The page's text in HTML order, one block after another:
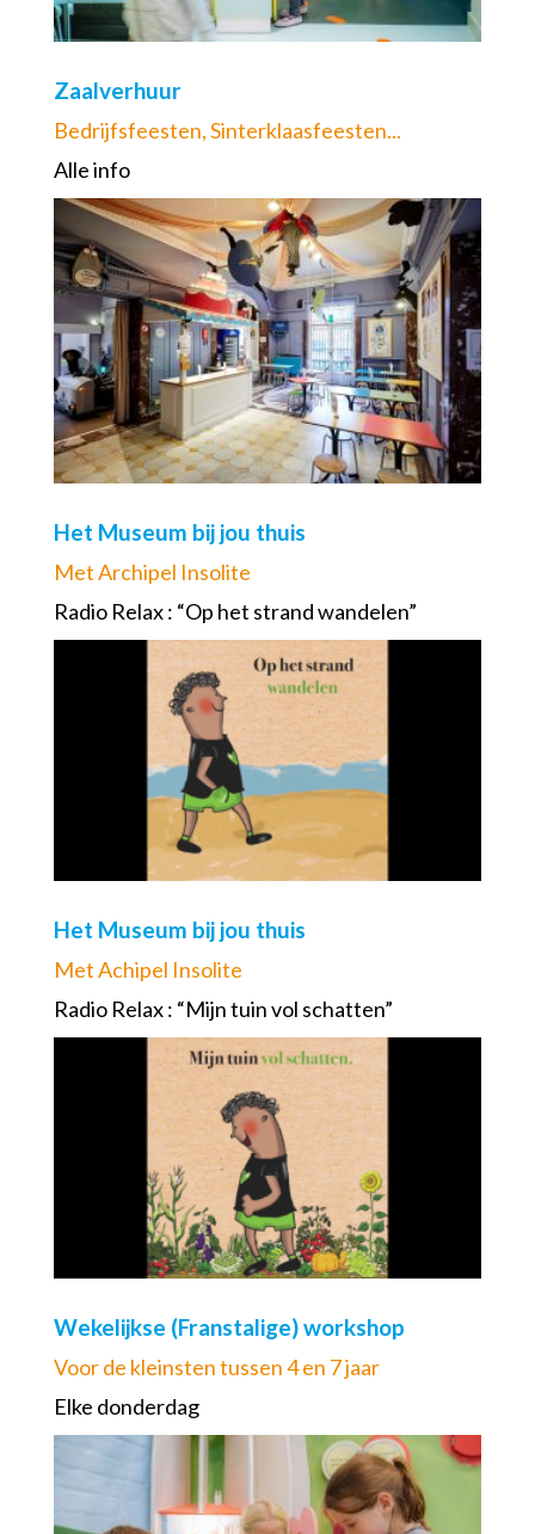
Zaalverhuur
Bedrijfsfeesten, Sinterklaasfeesten...
Alle info
Het Museum bij jou thuis
Met Archipel Insolite
Radio Relax : “Op het strand wandelen”
Het Museum bij jou thuis
Met Achipel Insolite
Radio Relax : “Mijn tuin vol schatten”
Wekelijkse (Franstalige) workshop
Voor de kleinsten tussen 4 en 7 jaar
Elke donderdag